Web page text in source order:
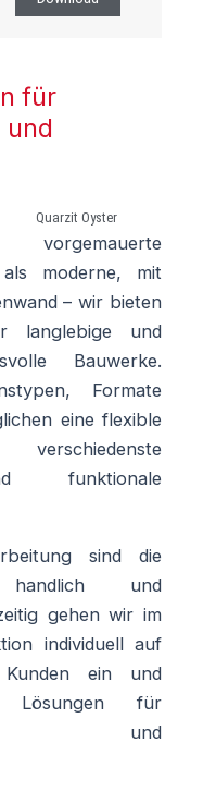
für
und
Quarzit Oyster
moderne, mit
– wir bieten
langlebige und
Bauwerke.
Formate
eine flexible
funktionale
sind die
und
gehen wir im
individuell auf
ein und
Lösungen für
und